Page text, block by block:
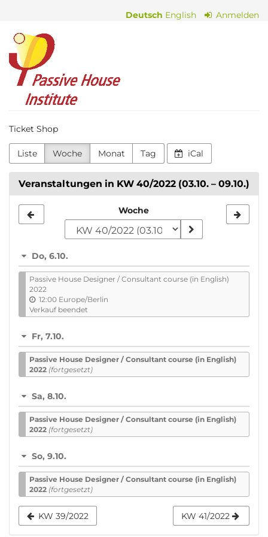
Inhalt
springen
Deutsch English Anmelden
Passive
House
Institute
Ticket Shop
Liste Woche Monat Tag iCal
Veranstaltungen in KW 40/2022 (03.10. – 09.10.)
zur
auswählen
Woche
Do, 6.10.
Passive House De­sign­er / Con­sult­ant course (in English)
2022
12:00 Europe/Berlin
Verkauf beendet
Fr, 7.10.
Passive House De­sign­er / Con­sult­ant course (in English)
2022 (fortgesetzt)
Sa, 8.10.
Passive House De­sign­er / Con­sult­ant course (in English)
2022 (fortgesetzt)
So, 9.10.
Passive House De­sign­er / Con­sult­ant course (in English)
2022 (fortgesetzt)
KW 39/2022 KW 41/2022